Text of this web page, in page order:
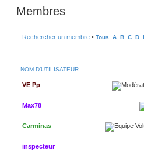
Membres
Rechercher un membre • Tous A B C D
NOM D’UTILISATEUR
VE Pp
Max78
Carminas
inspecteur